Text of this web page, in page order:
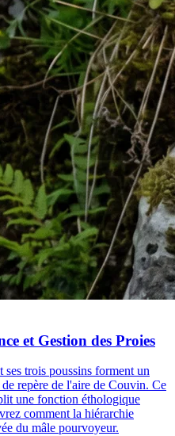
et Gestion des Proies
trois poussins forment un
repère de l'aire de Couvin. Ce
une fonction éthologique
comment la hiérarchie
du mâle pourvoyeur.